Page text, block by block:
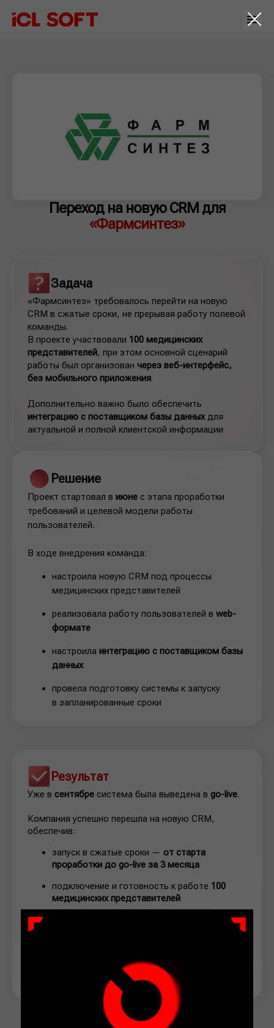
Переход на новую CRM для
«Фармсинтез»
Задача
«Фармсинтез» требовалось перейти на новую
CRM в сжатые сроки, не прерывая работу полевой
команды.
В проекте участвовали 100 медицинских
представителей, при этом основной сценарий
работы был организован через веб-интерфейс,
без мобильного приложения.
Дополнительно важно было обеспечить
интеграцию с поставщиком базы данныхдля
актуальной и полной клиентской информации
Решение
Проект стартовал в июне с этапа проработки
требований и целевой модели работы
пользователей.
В ходе внедрения команда:
настроила новую CRM под процессы
медицинских представителей
реализовала работу пользователей в web-
формате
настроила интеграцию с поставщиком базы
данных
провела подготовку системы к запуску
в запланированные сроки
Результат
Уже в сентябре система была выведена в go-live.
Компания успешно перешла на новую CRM,
обеспечив:
запуск в сжатые сроки — от старта
проработки до go-live за 3 месяца
подключение и готовность к работе 100
медицинских представителей
интеграции с внешним поставщиком базы